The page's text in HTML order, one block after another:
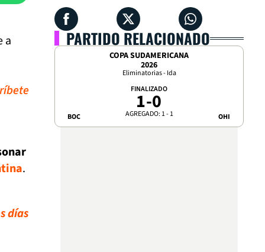
a
.
días
PARTIDO RELACIONADO
COPA SUDAMERICANA
2026
Eliminatorias - Ida
BOC
FINALIZADO
1-0
AGREGADO: 1 - 1 OHI